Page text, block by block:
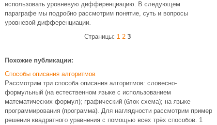
использовать уровневую дифференциацию. В следующем
параграфе мы подробно рассмотрим понятие, суть и вопросы
уровневой дифференциации.
Страницы: 1 2 3
Похожие публикации:
Способы описания алгоритмов
Рассмотрим три способа описания алгоритмов: словесно-
формульный (на естественном языке с использованием
математических формул); графический (блок-схема); на языке
программирования (программа). Для наглядности рассмотрим пример
решения квадратного уравнения с помощью всех трёх способов. 1